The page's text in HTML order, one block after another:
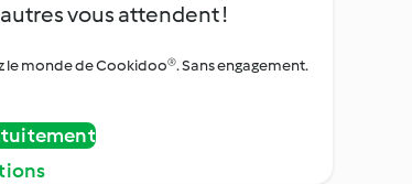
vous attendent !
le monde de Cookidoo®. Sans engagement.